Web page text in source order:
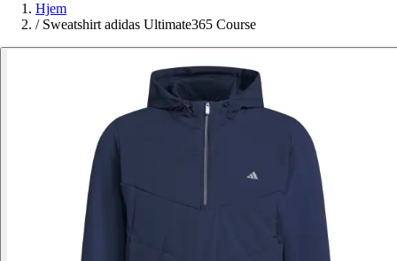
Hjem
/ Sweatshirt adidas Ultimate365 Course